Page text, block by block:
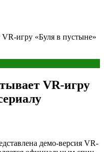
игру «Буля в пустыне»
VR-игру
демо-версия VR-